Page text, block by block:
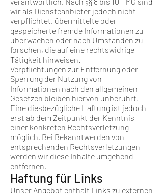
wir als Diensteanbieter jedoch nicht
verpflichtet, übermittelte oder
gespeicherte fremde Informationen zu
überwachen oder nach Umständen zu
forschen, die auf eine rechtswidrige
Tätigkeit hinweisen.
Verpflichtungen zur Entfernung oder
Sperrung der Nutzung von
Informationen nach den allgemeinen
Gesetzen bleiben hiervon unberührt.
Eine diesbezügliche Haftung ist jedoch
erst ab dem Zeitpunkt der Kenntnis
einer konkreten Rechtsverletzung
möglich. Bei Bekanntwerden von
entsprechenden Rechtsverletzungen
werden wir diese Inhalte umgehend
entfernen.
Haftung für Links
Unser Angebot enthält Links zu externen